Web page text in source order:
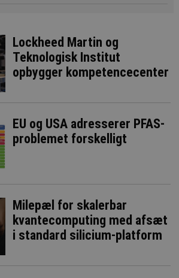
Lockheed Martin og
Teknologisk Institut
opbygger kompetencecenter
EU og USA adresserer PFAS-
problemet forskelligt
Milepæl for skalerbar
kvantecomputing med afsæt
i standard silicium-platform